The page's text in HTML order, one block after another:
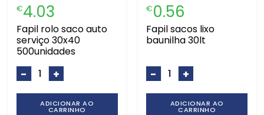
€4.03
fapil rolo saco auto
serviço 30x40
500unidades
- +
ADICIONAR AO
CARRINHO
€0.56
fapil sacos lixo
baunilha 30lt
- +
ADICIONAR AO
CARRINHO